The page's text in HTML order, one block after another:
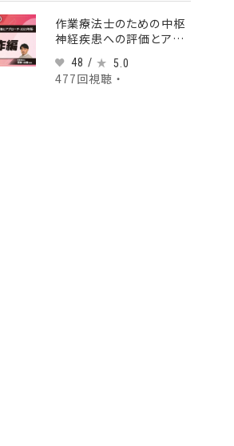
作業療法士のための中枢
神経疾患への評価とアプ
ローチ-2025年版- 【第1
回】寝返り動作編 Part②
急性期における問題点
48 / 5.0
477回視聴 ・